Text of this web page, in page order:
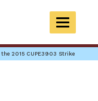
TOGGLE
the 2015 CUPE3903 Strike